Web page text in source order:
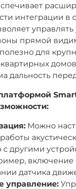
интеграции в
управлять
прямой
для
дальность
Можно
с другими
датчика
управление: